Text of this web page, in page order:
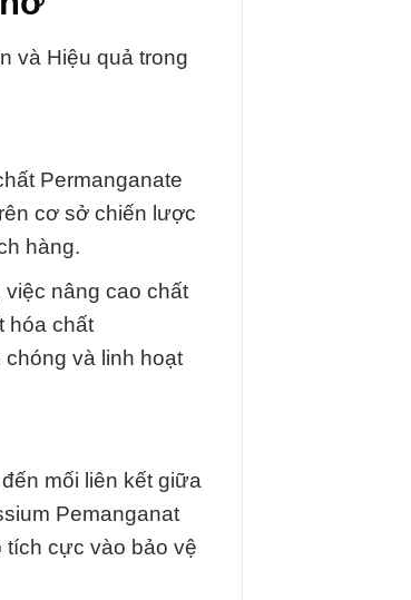
và Hiệu quả trong
Permanganate
cơ sở chiến lược
hàng.
việc nâng cao chất
hóa chất
và linh hoạt
mối liên kết giữa
Pemanganat
tích cực vào bảo vệ